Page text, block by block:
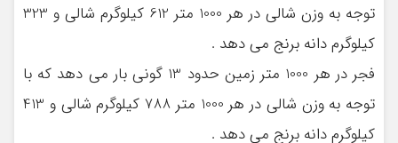
توجه به وزن شالی در هر 1000 متر 612 کیلوگرم شالی و 323
کیلوگرم دانه برنج می دهد .
فجر در هر 1000 متر زمین حدود 13 گونی بار می دهد که با
توجه به وزن شالی در هر 1000 متر 788 کیلوگرم شالی و 413
کیلوگرم دانه برنج می دهد .